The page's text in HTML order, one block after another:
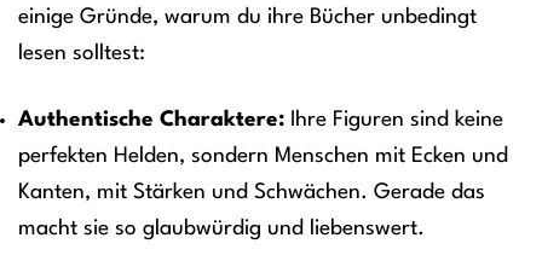
einige Gründe, warum du ihre Bücher unbedingt
lesen solltest:
Authentische Charaktere: Ihre Figuren sind keine
perfekten Helden, sondern Menschen mit Ecken und
Kanten, mit Stärken und Schwächen. Gerade das
macht sie so glaubwürdig und liebenswert.